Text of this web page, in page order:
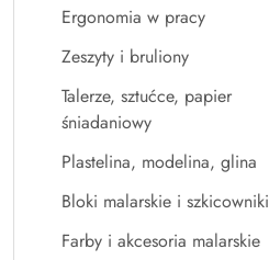
Ergonomia w pracy
Zeszyty i bruliony
Talerze, sztućce, papier
śniadaniowy
Plastelina, modelina, glina
Bloki malarskie i szkicowniki
Farby i akcesoria malarskie